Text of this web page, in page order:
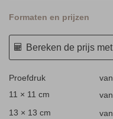
Formaten en prijzen
Bereken de prijs
Proefdruk
11 × 11 cm
13 × 13 cm